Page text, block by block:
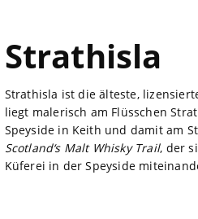
Strathisla
Strathisla ist die älteste,
liegt malerisch am Flüsschen
Speyside in Keith und damit am
Scotland‘s Malt Whisky Trail, der
Küferei in der Speyside